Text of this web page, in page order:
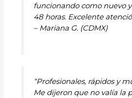
funcionando como nuevo
48 horas. Excelente
– Mariana G. (CDMX)
“Profesionales, rápidos y
Me dijeron que no valía la